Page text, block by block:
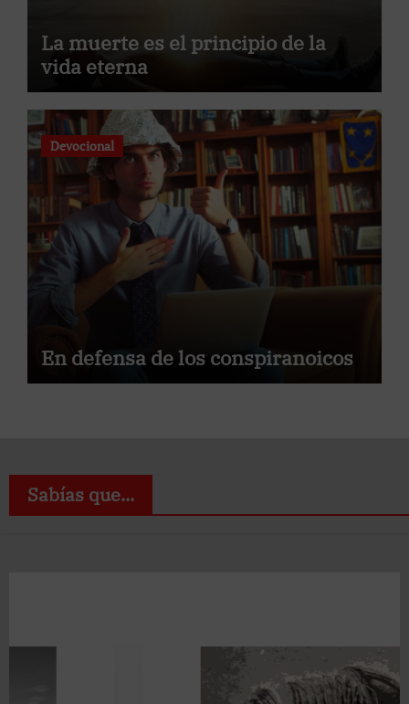
La muerte es el principio de la
vida eterna
Devocional
En defensa de los conspiranoicos
Sabías que...